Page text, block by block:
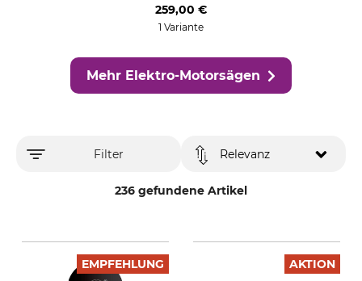
259,00 €
1 Variante
Mehr Elektro-Motorsägen
Filter
236 gefundene Artikel
Relevanz
EMPFEHLUNG AKTION